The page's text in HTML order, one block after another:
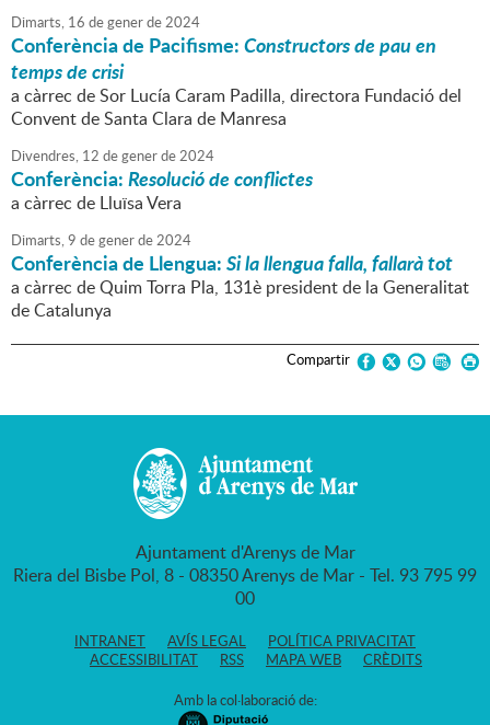
Dimarts, 16 degenerde2024
Conferència de Pacifisme:Constructors de pau en
temps de crisi
a càrrec de Sor Lucía Caram Padilla, directora Fundació del
Convent de Santa Clara de Manresa
Divendres, 12 degenerde2024
Conferència:Resolució de conflictes
a càrrec de Lluïsa Vera
Dimarts,9 degenerde2024
Conferència de Llengua:Si la llengua falla, fallarà tot
a càrrec de Quim Torra Pla, 131è president de la Generalitat
de Catalunya
Compartir
Ajuntament d'Arenys de Mar
Riera del Bisbe Pol, 8 - 08350 Arenys de Mar - Tel. 93 795 99
00
INTRANET AVÍS LEGAL
POLÍTICA PRIVACITAT
ACCESSIBILITAT
RSS MAPA WEB CRÈDITS
Amb la col·laboració de: